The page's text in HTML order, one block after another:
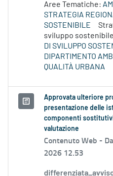
Aree Tematiche:
STRATEGIA
SOSTENIBILE
sviluppo
DI SVILUPPO
DIPARTIMENTO
QUALITÀ URBANA
Approvata ulteriore
presentazione delle
componenti
valutazione
Contenuto Web -
2026 12.53